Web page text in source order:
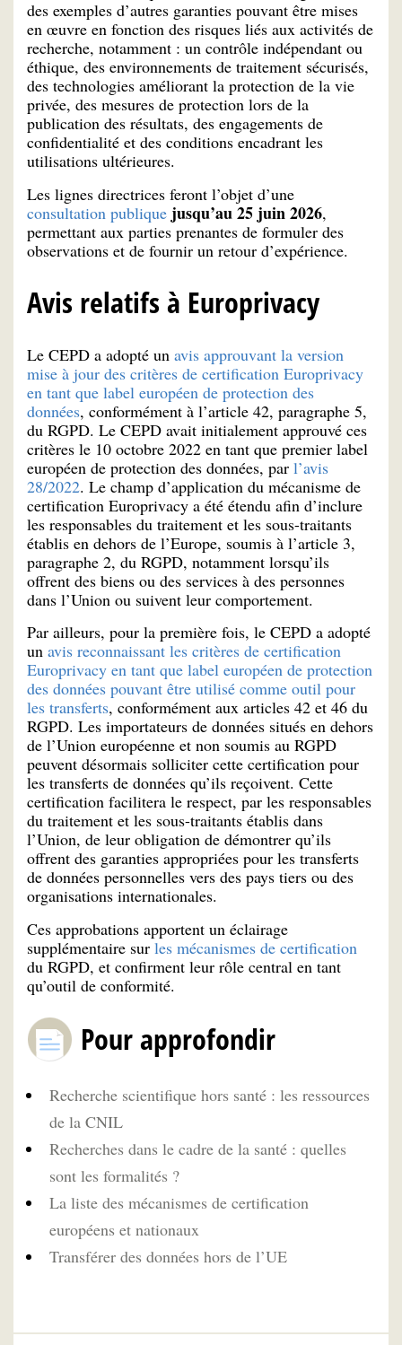
des exemples d’autres garanties pouvant être mises
en œuvre en fonction des risques liés aux activités de
recherche, notamment : un contrôle indépendant ou
éthique, des environnements de traitement sécurisés,
des technologies améliorant la protection de la vie
privée, des mesures de protection lors de la
publication des résultats, des engagements de
confidentialité et des conditions encadrant les
utilisations ultérieures.
Les lignes directrices feront l’objet d’une
consultation publique jusqu’au 25 juin 2026,
permettant aux parties prenantes de formuler des
observations et de fournir un retour d’expérience.
Avis relatifs à Europrivacy
Le CEPD a adopté un avis approuvant la version
mise à jour des critères de certification Europrivacy
en tant que label européen de protection des
données, conformément à l’article 42, paragraphe 5,
du RGPD. Le CEPD avait initialement approuvé ces
critères le 10 octobre 2022 en tant que premier label
européen de protection des données, par l’avis
28/2022. Le champ d’application du mécanisme de
certification Europrivacy a été étendu afin d’inclure
les responsables du traitement et les sous-traitants
établis en dehors de l’Europe, soumis à l’article 3,
paragraphe 2, du RGPD, notamment lorsqu’ils
offrent des biens ou des services à des personnes
dans l’Union ou suivent leur comportement.
Par ailleurs, pour la première fois, le CEPD a adopté
un avis reconnaissant les critères de certification
Europrivacy en tant que label européen de protection
des données pouvant être utilisé comme outil pour
les transferts, conformément aux articles 42 et 46 du
RGPD. Les importateurs de données situés en dehors
de l’Union européenne et non soumis au RGPD
peuvent désormais solliciter cette certification pour
les transferts de données qu’ils reçoivent. Cette
certification facilitera le respect, par les responsables
du traitement et les sous-traitants établis dans
l’Union, de leur obligation de démontrer qu’ils
offrent des garanties appropriées pour les transferts
de données personnelles vers des pays tiers ou des
organisations internationales.
Ces approbations apportent un éclairage
supplémentaire sur les mécanismes de certification
du RGPD, et confirment leur rôle central en tant
qu’outil de conformité.
Pour approfondir
Recherche scientifique hors santé : les ressources
de la CNIL
Recherches dans le cadre de la santé : quelles
sont les formalités ?
La liste des mécanismes de certification
européens et nationaux
Transférer des données hors de l’UE